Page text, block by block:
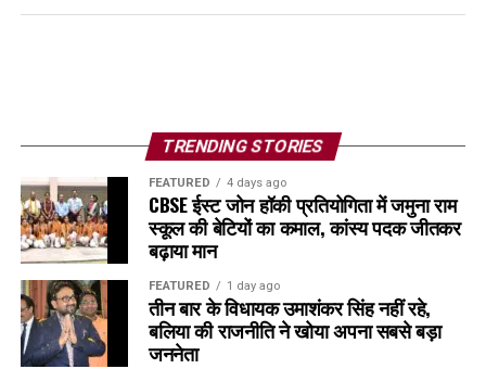
TRENDING STORIES
FEATURED 4 days ago
CBSE ईस्ट जोन हॉकी प्रतियोगिता में जमुना राम
स्कूल की बेटियों का कमाल, कांस्य पदक जीतकर
बढ़ाया मान
FEATURED 1 day ago
तीन बार के विधायक उमाशंकर सिंह नहीं रहे,
बलिया की राजनीति ने खोया अपना सबसे बड़ा
जननेता